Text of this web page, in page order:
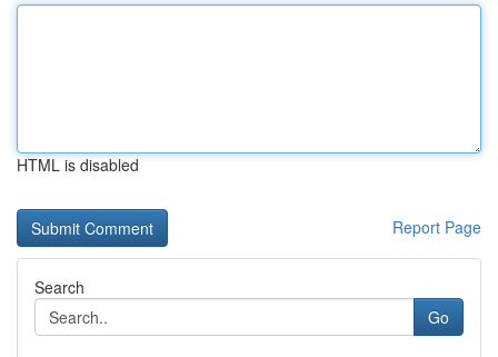
HTML is disabled
Report Page
Search
Go